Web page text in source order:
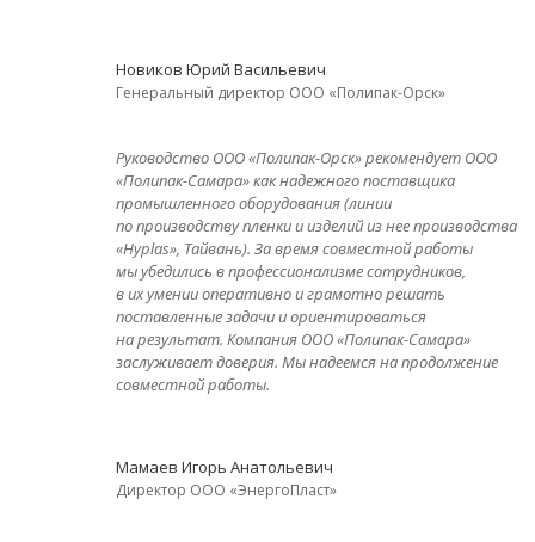
Новиков Юрий Васильевич
Генеральный директор ООО «Полипак-Орск»
Руководство ООО «Полипак-Орск» рекомендует ООО
«Полипак-Самара» как надежного поставщика
промышленного оборудования (линии
по производству пленки и изделий из нее производства
«Hyplas», Тайвань). За время совместной работы
мы убедились в профессионализме сотрудников,
в их умении оперативно и грамотно решать
поставленные задачи и ориентироваться
на результат. Компания ООО «Полипак-Самара»
заслуживает доверия. Мы надеемся на продолжение
совместной работы.
Мамаев Игорь Анатольевич
Директор ООО «ЭнергоПласт»